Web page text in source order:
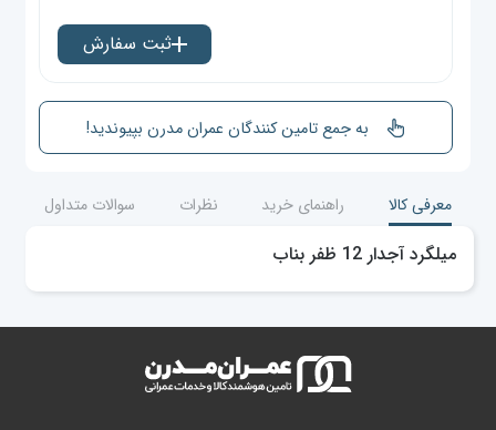
ثبت سفارش
به جمع تامین کنندگان عمران مدرن بپیوندید!
معرفی کالا راهنمای خرید نظرات سوالات متداول
میلگرد آجدار 12 ظفر بناب